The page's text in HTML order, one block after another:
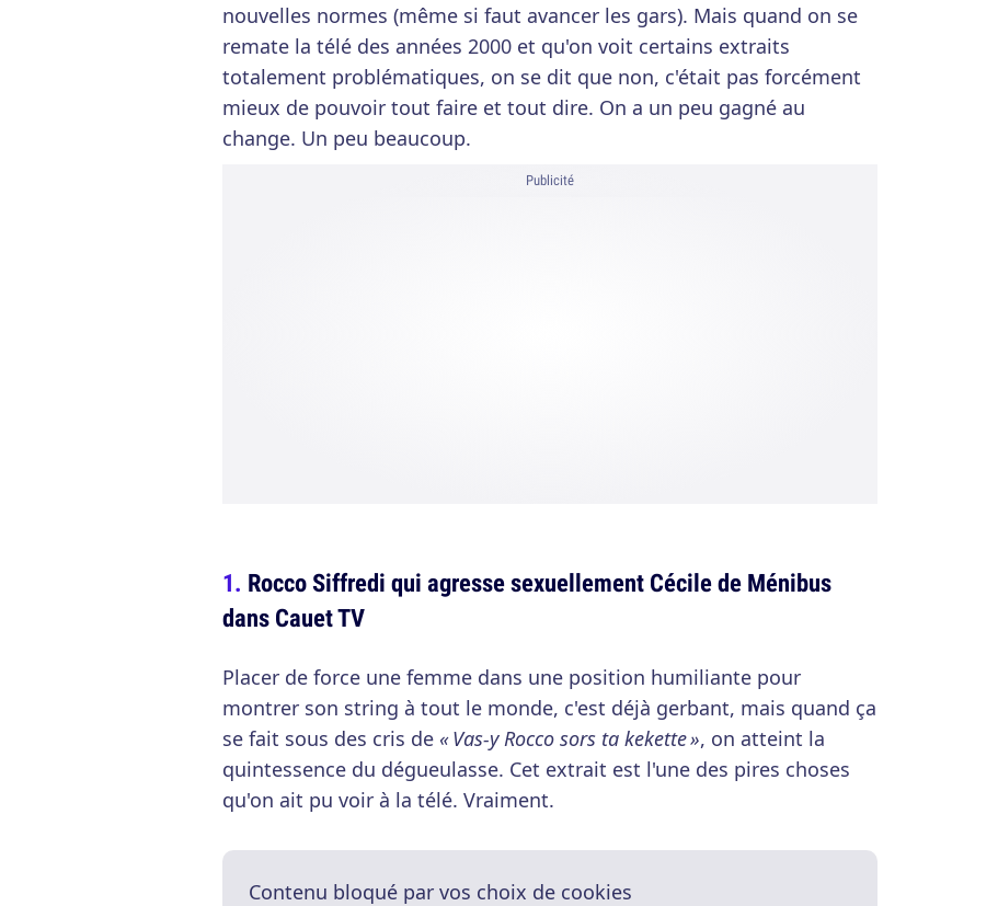
nouvelles normes (même si faut avancer les gars). Mais quand on se
remate la télé des années 2000 et qu'on voit certains extraits
totalement problématiques, on se dit que non, c'était pas forcément
mieux de pouvoir tout faire et tout dire. On a un peu gagné au
change. Un peu beaucoup.
Publicité
Rocco Siffredi qui agresse sexuellement Cécile de Ménibus
dans Cauet TV
Placer de force une femme dans une position humiliante pour
montrer son string à tout le monde, c'est déjà gerbant, mais quand ça
se fait sous des cris de « Vas-y Rocco sors ta kekette », on atteint la
quintessence du dégueulasse. Cet extrait est l'une des pires choses
qu'on ait pu voir à la télé. Vraiment.
Contenu bloqué par vos choix de cookies